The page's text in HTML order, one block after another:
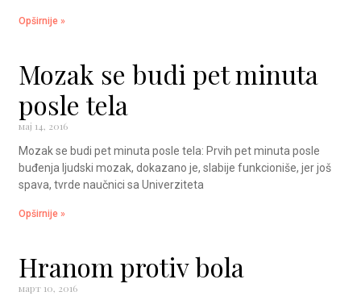
Opširnije »
Mozak se budi pet minuta
posle tela
мај 14, 2016
Mozak se budi pet minuta posle tela: Prvih pet minuta posle
buđenja ljudski mozak, dokazano je, slabije funkcioniše, jer još
spava, tvrde naučnici sa Univerziteta
Opširnije »
Hranom protiv bola
март 10, 2016